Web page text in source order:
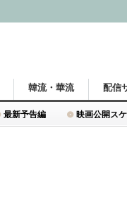
最新予告編 映画公開ス
韓流・華流 配信